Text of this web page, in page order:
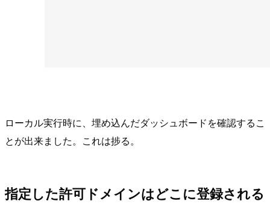
ローカル実行時に、埋め込んだダッシュボードを確認するこ
とが出来ました。これは捗る。
指定した許可ドメインはどこに登録される